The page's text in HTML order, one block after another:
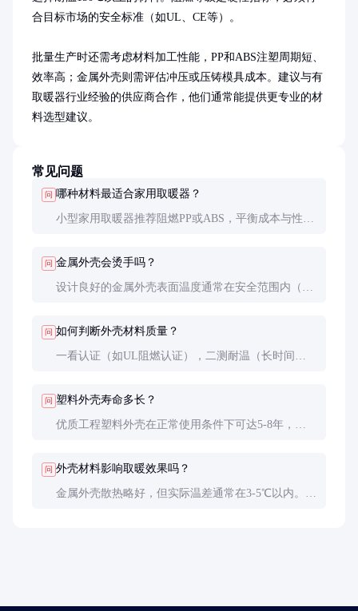
合目标市场的安全标准（如UL、CE等）。
批量生产时还需考虑材料加工性能，PP和ABS注塑周期短、
效率高；金属外壳则需评估冲压或压铸模具成本。建议与有
取暖器行业经验的供应商合作，他们通常能提供更专业的材
料选型建议。
常见问题
问 哪种材料最适合家用取暖器？
小型家用取暖器推荐阻燃PP或ABS，平衡成本与性
问 金属外壳会烫手吗？
设计良好的金属外壳表面温度通常在安全范围内（＜
问 如何判断外壳材料质量？
一看认证（如UL阻燃认证），二测耐温（长时间工
问 塑料外壳寿命多长？
优质工程塑料外壳在正常使用条件下可达5-8年，但
问 外壳材料影响取暖效果吗？
金属外壳散热略好，但实际温差通常在3-5℃以内。